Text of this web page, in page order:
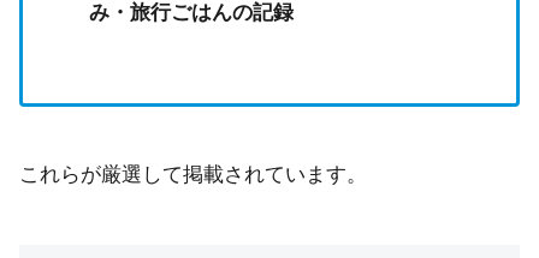
み・旅行ごはんの記録
これらが厳選して掲載されています。